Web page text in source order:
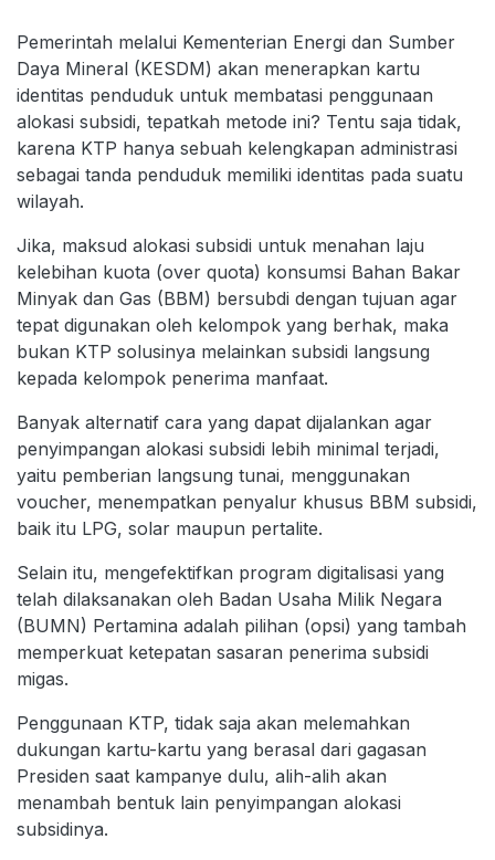
Pemerintah melalui Kementerian Energi dan Sumber
Daya Mineral (KESDM) akan menerapkan kartu
identitas penduduk untuk membatasi penggunaan
alokasi subsidi, tepatkah metode ini? Tentu saja tidak,
karena KTP hanya sebuah kelengkapan administrasi
sebagai tanda penduduk memiliki identitas pada suatu
wilayah.
Jika, maksud alokasi subsidi untuk menahan laju
kelebihan kuota (over quota) konsumsi Bahan Bakar
Minyak dan Gas (BBM) bersubdi dengan tujuan agar
tepat digunakan oleh kelompok yang berhak, maka
bukan KTP solusinya melainkan subsidi langsung
kepada kelompok penerima manfaat.
Banyak alternatif cara yang dapat dijalankan agar
penyimpangan alokasi subsidi lebih minimal terjadi,
yaitu pemberian langsung tunai, menggunakan
voucher, menempatkan penyalur khusus BBM subsidi,
baik itu LPG, solar maupun pertalite.
Selain itu, mengefektifkan program digitalisasi yang
telah dilaksanakan oleh Badan Usaha Milik Negara
(BUMN) Pertamina adalah pilihan (opsi) yang tambah
memperkuat ketepatan sasaran penerima subsidi
migas.
Penggunaan KTP, tidak saja akan melemahkan
dukungan kartu-kartu yang berasal dari gagasan
Presiden saat kampanye dulu, alih-alih akan
menambah bentuk lain penyimpangan alokasi
subsidinya.